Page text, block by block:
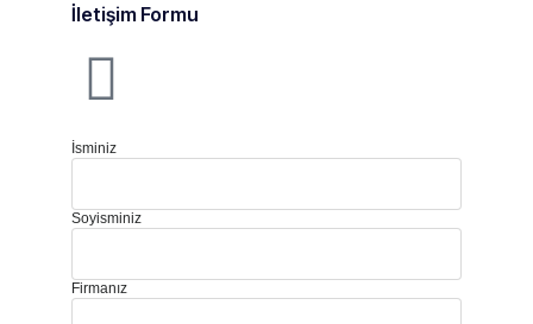
İletişim Formu
İsminiz
Soyisminiz
Firmanız